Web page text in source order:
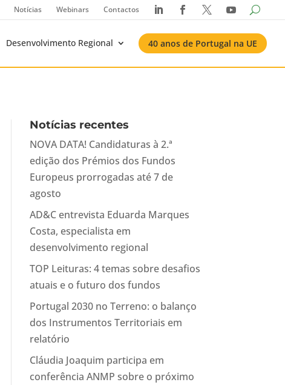
Notícias Webinars Contactos    
Desenvolvimento Regional 40 anos de Portugal na UE
Notícias recentes
NOVA DATA! Candidaturas à 2.ª
edição dos Prémios dos Fundos
Europeus prorrogadas até 7 de
agosto
AD&C entrevista Eduarda Marques
Costa, especialista em
desenvolvimento regional
TOP Leituras: 4 temas sobre desafios
atuais e o futuro dos fundos
Portugal 2030 no Terreno: o balanço
dos Instrumentos Territoriais em
relatório
Cláudia Joaquim participa em
conferência ANMP sobre o próximo